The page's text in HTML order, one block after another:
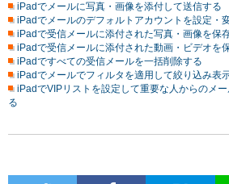
iPadでメールに写真・画像を添付して送信する
iPadでメールのデフォルトアカウントを設定・
iPadで受信メールに添付された写真・画像を保
iPadで受信メールに添付された動画・ビデオを
iPadですべての受信メールを一括削除する
iPadでメールでフィルタを適用して絞り込み表
iPadでVIPリストを設定して重要な人からのメ
る